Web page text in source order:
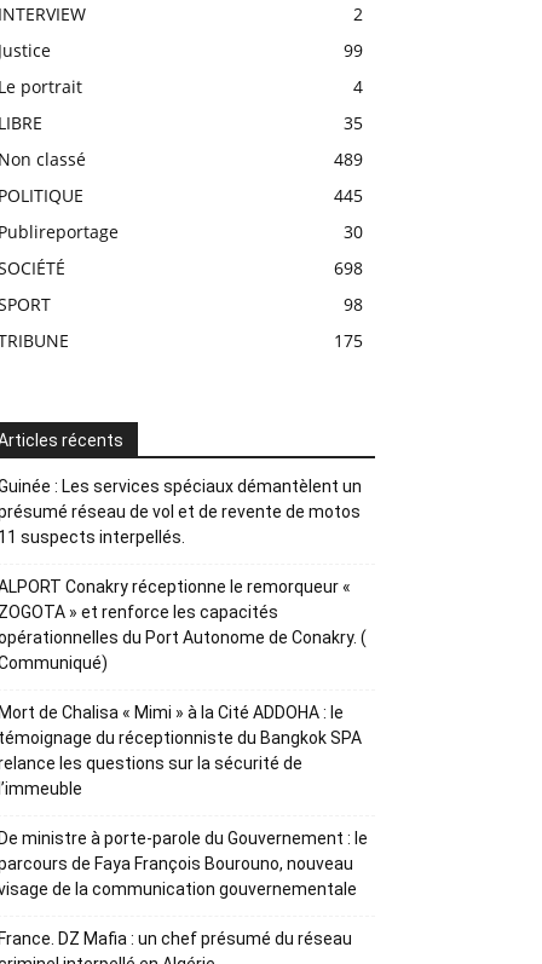
INTERVIEW
2
Justice
99
Le portrait
4
LIBRE
35
Non classé
489
POLITIQUE
445
Publireportage
30
698
98
175
récents
: Les services spéciaux démantèlent un
réseau de vol et de revente de motos
11 suspects interpellés.
Conakry réceptionne le remorqueur «
ZOGOTA » et renforce les capacités
du Port Autonome de Conakry. (
Mort de Chalisa « Mimi » à la Cité ADDOHA : le
témoignage du réceptionniste du Bangkok SPA
les questions sur la sécurité de
l’immeuble
De ministre à porte-parole du Gouvernement : le
de Faya François Bourouno, nouveau
de la communication gouvernementale
France. DZ Mafia : un chef présumé du réseau